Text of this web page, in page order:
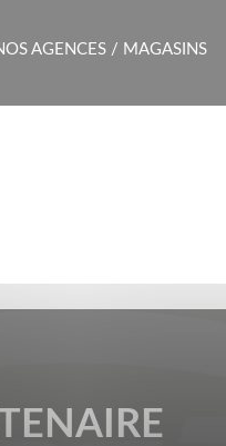
AGENCES / MAGASINS